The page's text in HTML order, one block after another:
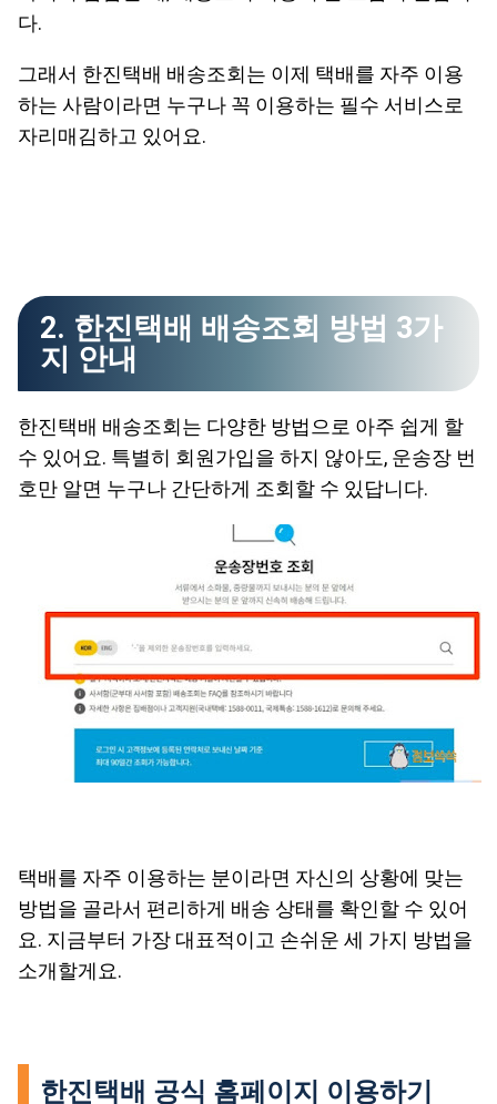
다.
그래서 한진택배 배송조회는 이제 택배를 자주 이용
하는 사람이라면 누구나 꼭 이용하는 필수 서비스로
자리매김하고 있어요.
2. 한진택배 배송조회 방법 3가
지 안내
한진택배 배송조회는 다양한 방법으로 아주 쉽게 할
수 있어요. 특별히 회원가입을 하지 않아도, 운송장 번
호만 알면 누구나 간단하게 조회할 수 있답니다.
택배를 자주 이용하는 분이라면 자신의 상황에 맞는
방법을 골라서 편리하게 배송 상태를 확인할 수 있어
요. 지금부터 가장 대표적이고 손쉬운 세 가지 방법을
소개할게요.
한진택배 공식 홈페이지 이용하기